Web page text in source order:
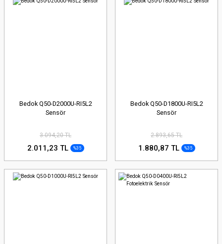
Bedok Q50-D2000U-RI5L2
Sensör
3.094,20 TL
2.011,23 TL %35
Bedok Q50-D1800U-RI5L2
Sensör
2.893,65 TL
1.880,87 TL %35